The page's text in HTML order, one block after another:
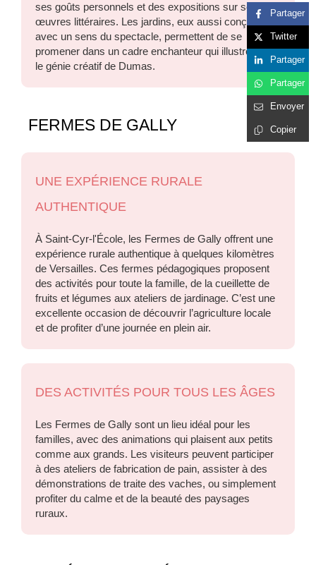
ses goûts personnels et des expositions sur ses
œuvres littéraires. Les jardins, eux aussi conçus
avec un sens du spectacle, permettent de se
promener dans un cadre enchanteur qui illustre bien
le génie créatif de Dumas.
FERMES DE GALLY
UNE EXPÉRIENCE RURALE
AUTHENTIQUE
À Saint-Cyr-l'École, les Fermes de Gally offrent une
expérience rurale authentique à quelques kilomètres
de Versailles. Ces fermes pédagogiques proposent
des activités pour toute la famille, de la cueillette de
fruits et légumes aux ateliers de jardinage. C’est une
excellente occasion de découvrir l’agriculture locale
et de profiter d’une journée en plein air.
DES ACTIVITÉS POUR TOUS LES ÂGES
Les Fermes de Gally sont un lieu idéal pour les
familles, avec des animations qui plaisent aux petits
comme aux grands. Les visiteurs peuvent participer
à des ateliers de fabrication de pain, assister à des
démonstrations de traite des vaches, ou simplement
profiter du calme et de la beauté des paysages
ruraux.
Partager
Twitter
Partager
Partager
Envoyer
Copier